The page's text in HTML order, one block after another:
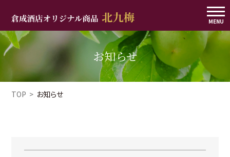
MENU
お知らせ
TOP お知らせ